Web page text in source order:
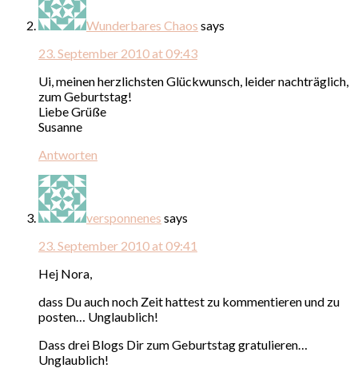
Wunderbares Chaos says
23. September 2010 at 09:43
Ui, meinen herzlichsten Glückwunsch, leider nachträglich,
zum Geburtstag!
Liebe Grüße
Susanne
Antworten
versponnenes says
23. September 2010 at 09:41
Hej Nora,
dass Du auch noch Zeit hattest zu kommentieren und zu
posten… Unglaublich!
Dass drei Blogs Dir zum Geburtstag gratulieren…
Unglaublich!